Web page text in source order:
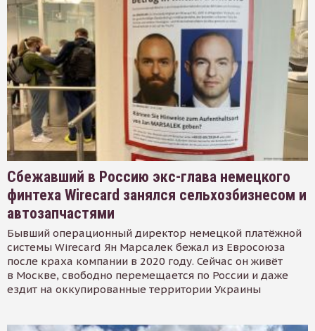
Сбежавший в Россию экс-глава немецкого
финтеха Wirecard занялся сельхозбизнесом и
автозапчастями
Бывший операционный директор немецкой платёжной
системы Wirecard Ян Марсалек бежал из Евросоюза
после краха компании в 2020 году. Сейчас он живёт
в Москве, свободно перемещается по России и даже
ездит на оккупированные территории Украины